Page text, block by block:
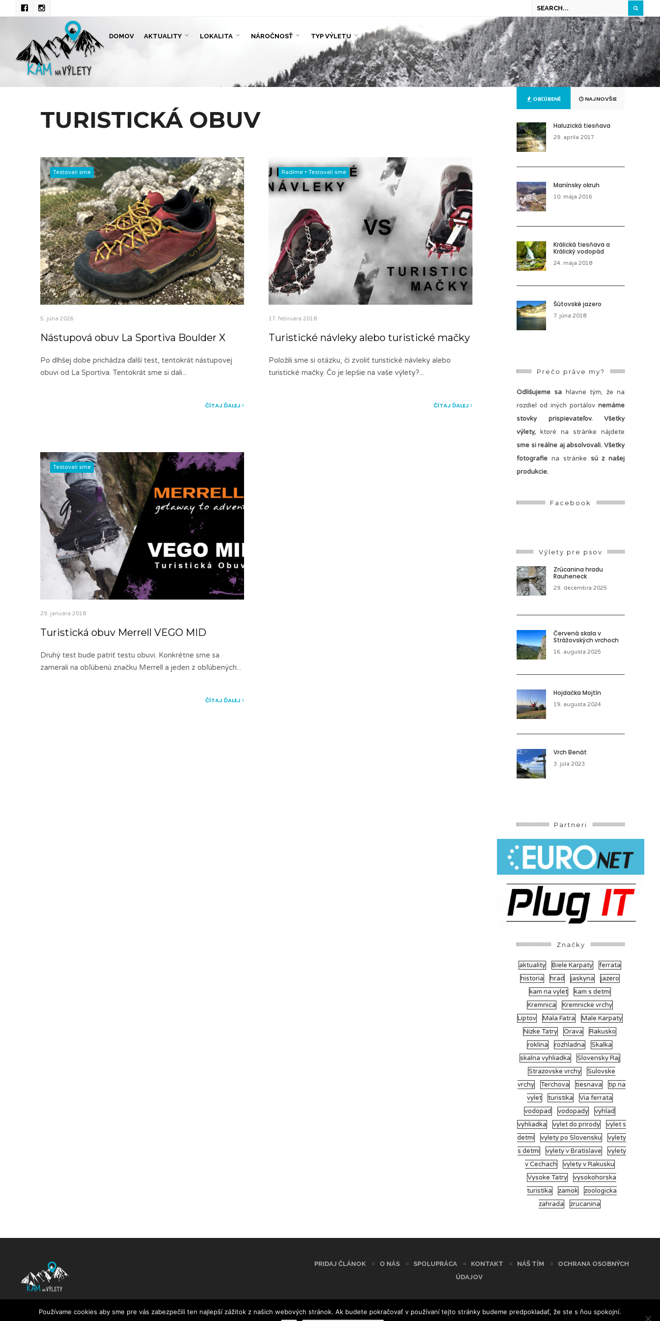
DOMOV AKTUALITY LOKALITA NÁROČNOSŤ TYP VÝLETU
TURISTICKÁ OBUV
Testovali sme
5. júna 2026
Nástupová obuv La Sportiva Boulder X
Po dlhšej dobe prichádza ďalší test, tentokrát nástupovej
obuvi od La Sportiva. Tentokrát sme si dali...
ČÍTAJ ĎALEJ
Radíme •Testovali sme
17. februára 2018
Turistické návleky alebo turistické mačky
Položili sme si otázku, či zvoliť turistické návleky alebo
turistické mačky. Čo je lepšie na vaše výlety?...
ČÍTAJ ĎALEJ
Testovali sme
29. januára 2018
Turistická obuv Merrell VEGO MID
Druhý test bude patriť testu obuvi. Konkrétne sme sa
zamerali na obľúbenú značku Merrell a jeden z obľúbených...
ČÍTAJ ĎALEJ
OBĽÚBENÉ NAJNOVŠIE
Haluzická tiesňava
29. apríla 2017
Manínsky okruh
10. mája 2016
Králická tiesňava a
Králický vodopád
24. mája 2018
Šútovské jazero
7. júna 2018
Prečo práve my?
Odlišujeme sa hlavne tým, že na
rozdiel od iných portálov nemáme
stovky prispievateľov. Všetky
výlety, ktoré na stránke nájdete
sme si reálne aj absolvovali. Všetky
fotografiena stránke sú z našej
produkcie.
Facebook
Výlety pre psov
Zrúcanina hradu
Rauheneck
29. decembra 2025
Červená skala v
Strážovských vrchoch
16. augusta 2025
Hojdačka Mojtín
19. augusta 2024
Vrch Benát
3. júla 2023
Partneri
Značky
aktuality Biele Karpaty
ferrata
historia
hrad jaskyna
jazero
kam na vylet
kam s detmi
Kremnica
Kremnicke vrchy
Liptov
Mala Fatra
Male Karpaty
Nizke Tatry
Orava
Rakusko
roklina
rozhladna
Skalka
skalna vyhliadka
Slovensky Raj
Strazovske vrchy
Sulovske
vrchy
Terchova tiesnava
tip na
vylet
turistika
Via ferrata
vodopad
vodopady
vyhlad
vyhliadka
vylet do prirody
vylet s
detmi
vylety po Slovensku
vylety
s detmi
vylety v Bratislave
vylety
v Cechach
vylety v Rakusku
Vysoke Tatry
vysokohorska
turistika
zamok
zoologicka
zahrada
zrucanina
KamNaVylety.sk © 2016 - 2025 All Rights Reserved
PRIDAJ ČLÁNOK O NÁS SPOLUPRÁCA KONTAKT NÁŠ TÍM
OCHRANA OSOBNÝCH
ÚDAJOV
Používame cookies aby sme pre vás zabezpečili ten najlepší zážitok z našich webových stránok. Ak budete pokračovať v používaní tejto stránky budeme predpokladať, že ste s ňou spokojní.